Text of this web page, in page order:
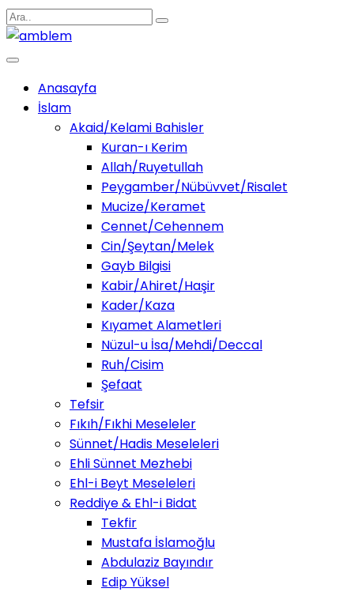
Anasayfa
İslam
Akaid/Kelami Bahisler
Kuran-ı Kerim
Allah/Ruyetullah
Peygamber/Nübüvvet/Risalet
Mucize/Keramet
Cennet/Cehennem
Cin/Şeytan/Melek
Gayb Bilgisi
Kabir/Ahiret/Haşir
Kader/Kaza
Kıyamet Alametleri
Nüzul-u İsa/Mehdi/Deccal
Ruh/Cisim
Şefaat
Tefsir
Fıkıh/Fıkhi Meseleler
Sünnet/Hadis Meseleleri
Ehli Sünnet Mezhebi
Ehl-i Beyt Meseleleri
Reddiye & Ehl-i Bidat
Tekfir
Mustafa İslamoğlu
Abdulaziz Bayındır
Edip Yüksel